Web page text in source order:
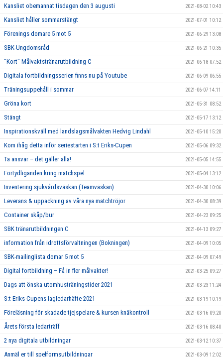
Kansliet obemannat tisdagen den 3 augusti 2021-08-02 10:43
Kansliet håller sommarstängt 2021-07-01 10:12
Förenings domare 5 mot 5 2021-06-29 13:08
SBK-Ungdomsråd 2021-06-21 10:35
"Kort" Målvaktstränarutbildning C 2021-06-18 07:52
Digitala fortbildningsserien finns nu på Youtube 2021-06-09 06:55
Träningsuppehåll i sommar 2021-06-07 14:11
Gröna kort 2021-05-31 08:52
Stängt 2021-05-17 13:12
Inspirationskväll med landslagsmålvakten Hedvig Lindahl 2021-05-10 15:20
Kom ihåg detta inför seriestarten i S:t Eriks-Cupen 2021-05-06 09:32
Ta ansvar – det gäller alla! 2021-05-05 14:55
Förtydliganden kring matchspel 2021-05-04 13:12
Inventering sjukvårdsväskan (Teamväskan) 2021-04-30 10:06
Leverans & uppackning av våra nya matchtröjor 2021-04-30 08:39
Container skåp/bur 2021-04-23 09:25
SBK tränarutbildningen C 2021-04-13 09:27
information från idrottsförvaltningen (Bokningen) 2021-04-09 10:05
SBK-mailinglista domar 5 mot 5 2021-04-09 07:49
Digital fortbildning – Få in fler målvakter! 2021-03-25 09:27
Dags att önska utomhusträningstider 2021 2021-03-23 11:24
S:t Eriks-Cupens lagledarhäfte 2021 2021-03-19 10:19
Föreläsning för skadade tjejspelare & kursen knäkontroll 2021-03-16 09:20
Årets första ledarträff 2021-03-16 08:40
2 nya digitala utbildningar 2021-03-12 10:37
Anmäl er till spelformsutbildningar 2021-03-09 12:02